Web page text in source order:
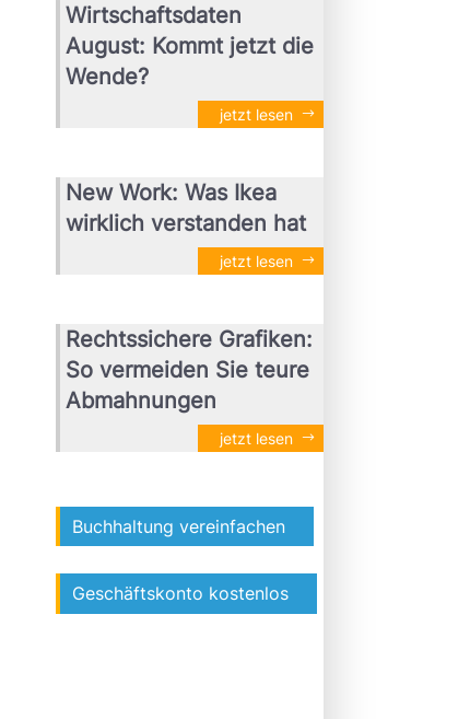
Wirtschaftsdaten
August: Kommt jetzt die
Wende?
jetzt lesen
New Work: Was Ikea
wirklich verstanden hat
jetzt lesen
Rechtssichere Grafiken:
So vermeiden Sie teure
Abmahnungen
jetzt lesen
Buchhaltung vereinfachen
Geschäftskonto kostenlos